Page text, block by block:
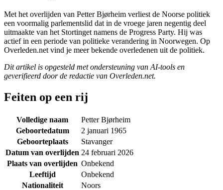
Met het overlijden van Petter Bjørheim verliest de Noorse politiek
een voormalig parlementslid dat in de vroege jaren negentig deel
uitmaakte van het Stortinget namens de Progress Party. Hij was
actief in een periode van politieke verandering in Noorwegen. Op
Overleden.net vind je meer bekende overledenen uit de politiek.
Dit artikel is opgesteld met ondersteuning van AI-tools en
geverifieerd door de redactie van Overleden.net.
Feiten op een rij
Volledige naam
Petter Bjørheim
Geboortedatum
2 januari 1965
Geboorteplaats
Stavanger
Datum van overlijden 24 februari 2026
Plaats van overlijden Onbekend
Leeftijd
Onbekend
Nationaliteit
Noors